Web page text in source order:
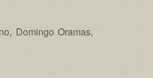
Domingo Oramas,